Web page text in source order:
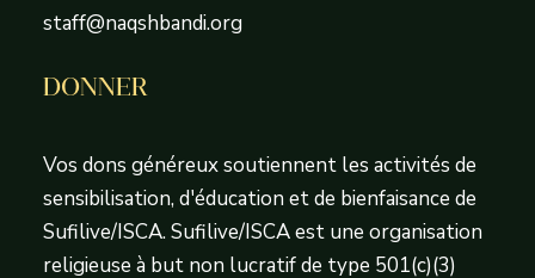
staff@naqshbandi.org
DONNER
Vos dons généreux soutiennent les activités de
sensibilisation, d'éducation et de bienfaisance de
Sufilive/ISCA. Sufilive/ISCA est une organisation
religieuse à but non lucratif de type 501(c)(3)